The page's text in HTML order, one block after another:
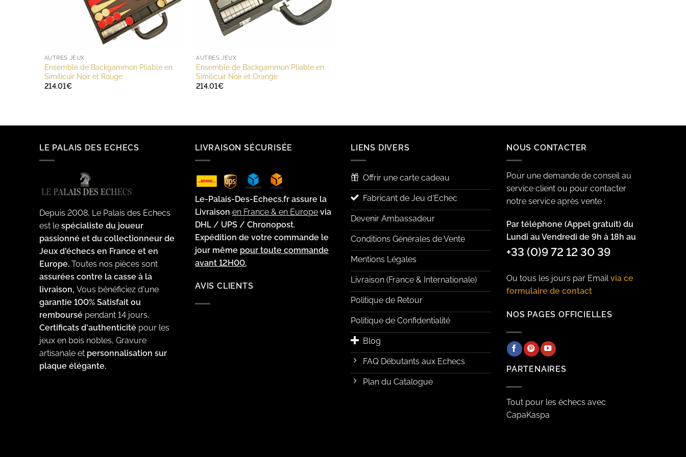
AUTRES JEUX
Ensemble de Backgammon Pliable en
Similicuir Noir et Rouge
214.01€
AUTRES JEUX
Ensemble de Backgammon Pliable en
Similicuir Noir et Orange
214.01€
LE PALAIS DES ECHECS
Depuis 2008, Le Palais des Echecs
est le spécialiste du joueur
passionné et du collectionneur de
Jeux d'échecs en France et en
Europe. Toutes nos pièces sont
assurées contre la casse à la
livraison, Vous bénéficiez d'une
garantie 100% Satisfait ou
remboursé pendant 14 jours,
Certificats d'authenticité pour les
jeux en bois nobles, Gravure
artisanale et personnalisation sur
plaque élégante.
LIVRAISON SÉCURISÉE
Le-Palais-Des-Echecs.fr assure la
Livraison en France & en Europe via
DHL / UPS / Chronopost.
Expédition de votre commande le
jour même pour toute commande
avant 12H00.
AVIS CLIENTS
LIENS DIVERS
Offrir une carte cadeau
Fabricant de Jeu d'Echec
Devenir Ambassadeur
Conditions Générales de Vente
Mentions Légales
Livraison (France & Internationale)
Politique de Retour
Politique de Confidentialité
Blog
FAQ Débutants aux Echecs
Plan du Catalogue
NOUS CONTACTER
Pour une demande de conseil au
service client ou pour contacter
notre service après vente :
Par téléphone (Appel gratuit) du
Lundi au Vendredi de 9h à 18h au
+33 (0)9 72 12 30 39
Ou tous les jours par Emailvia ce
formulaire de contact
NOS PAGES OFFICIELLES
PARTENAIRES
Tout pour les échecs avec
CapaKaspa